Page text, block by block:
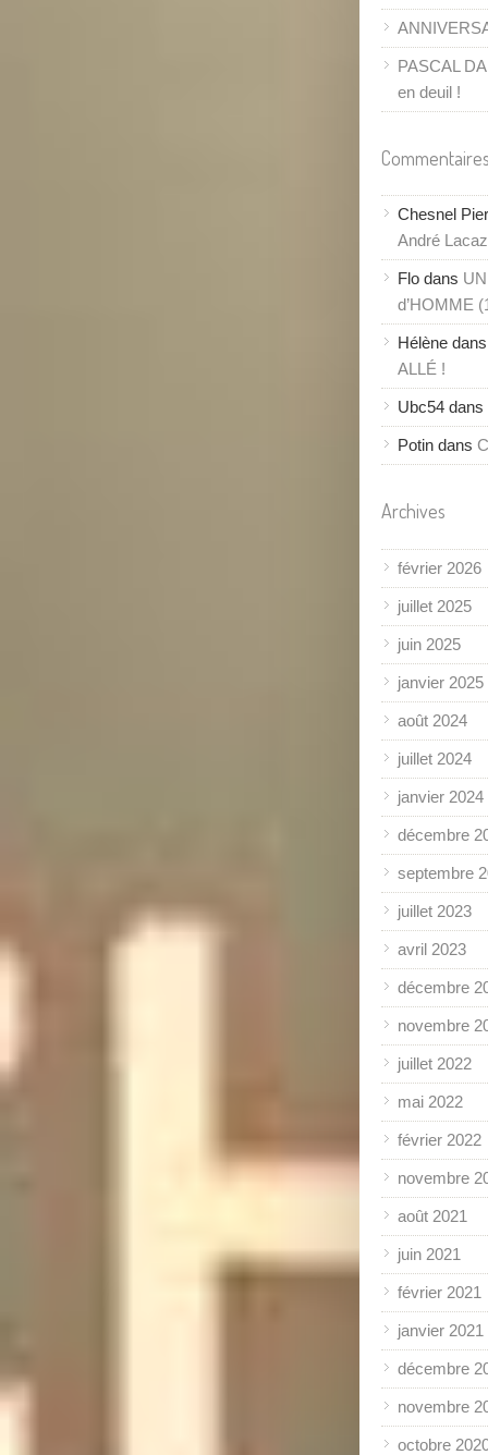
PASCAL
en deuil !
Chesnel
André
Flo dans
d’HOMME
Hélène
ALLÉ !
Ubc54 dans
Potin dans
Archives
février 2026
juillet 2025
juin 2025
janvier 2025
août 2024
juillet 2024
janvier 2024
décembre
septembre
juillet 2023
avril 2023
décembre
novembre
juillet 2022
mai 2022
février 2022
novembre
août 2021
juin 2021
février 2021
janvier 2021
décembre
novembre
octobre